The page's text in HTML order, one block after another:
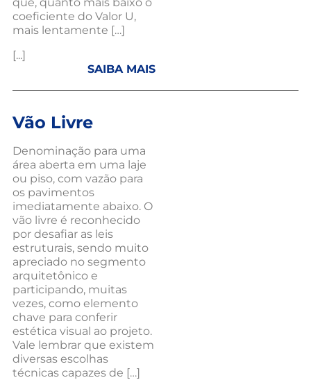
coeficiente do Valor U,
mais lentamente […]
[...]
SAIBA MAIS
Vão Livre
Denominação para uma
área aberta em uma laje
ou piso, com vazão para
os pavimentos
imediatamente abaixo. O
vão livre é reconhecido
por desafiar as leis
estruturais, sendo muito
apreciado no segmento
arquitetônico e
participando, muitas
vezes, como elemento
chave para conferir
estética visual ao projeto.
Vale lembrar que existem
diversas escolhas
técnicas capazes de […]